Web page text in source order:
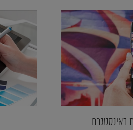
באינסטגרם